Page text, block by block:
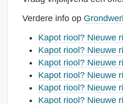
Verdere info op
Kapot riool? Nieuwe
Kapot riool? Nieuwe
Kapot riool? Nieuwe
Kapot riool? Nieuwe
Kapot riool? Nieuwe
Kapot riool? Nieuwe